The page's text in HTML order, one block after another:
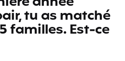
tu as matché
familles. Est-ce